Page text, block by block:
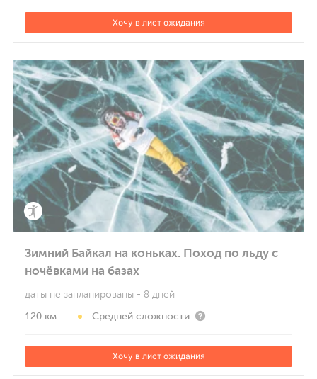
Хочу в лист ожидания
Зимний Байкал на коньках. Поход по льду с
ночёвками на базах
даты не запланированы - 8 дней
120 км Средней сложности
Хочу в лист ожидания